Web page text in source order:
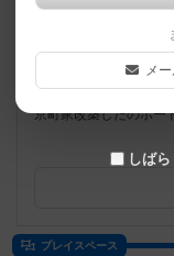
遊べるボードゲーム
京都駅から徒歩12分
京町家改築したのボー
プレイスペース
メ
しば